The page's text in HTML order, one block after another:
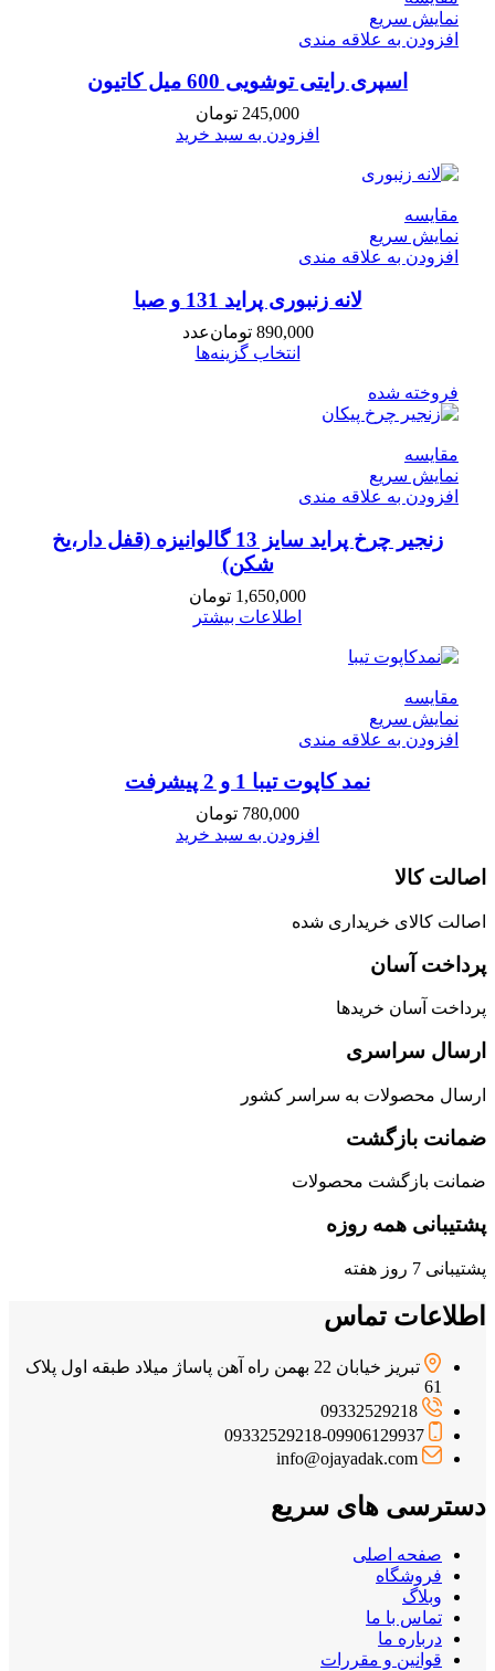
نمایش سریع
افزودن به علاقه مندی
اسپری رایتی توشویی 600 میل کاتیون
245,000 تومان
افزودن به سبد خرید
مقايسه
نمایش سریع
افزودن به علاقه مندی
لانه زنبوری پراید 131 و صبا
890,000 تومانعدد
انتخاب گزینه‌ها
فروخته شده
مقايسه
نمایش سریع
افزودن به علاقه مندی
زنجیر چرخ پراید سایز 13 گالوانیزه (قفل دار،یخ
شکن)
1,650,000 تومان
اطلاعات بیشتر
مقايسه
نمایش سریع
افزودن به علاقه مندی
نمد کاپوت تیبا 1 و 2 پیشرفت
780,000 تومان
افزودن به سبد خرید
اصالت کالا
اصالت کالای خریداری شده
پرداخت آسان
پرداخت آسان خریدها
ارسال سراسری
ارسال محصولات به سراسر کشور
ضمانت بازگشت
ضمانت بازگشت محصولات
پشتیبانی همه روزه
پشتیبانی 7 روز هفته
اطلاعات تماس
تبریز خیابان 22 بهمن راه آهن پاساژ میلاد طبقه اول پلاک
61
09332529218
09332529218-09906129937
info@ojayadak.com
دسترسی های سریع
صفحه اصلی
فروشگاه
وبلاگ
تماس با ما
درباره ما
قوانین و مقررات